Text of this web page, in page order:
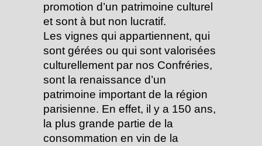
promotion d’un patrimoine culturel
et sont à but non lucratif.
Les vignes qui appartiennent, qui
sont gérées ou qui sont valorisées
culturellement par nos Confréries,
sont la renaissance d’un
patrimoine important de la région
parisienne. En effet, il y a 150 ans,
la plus grande partie de la
consommation en vin de la